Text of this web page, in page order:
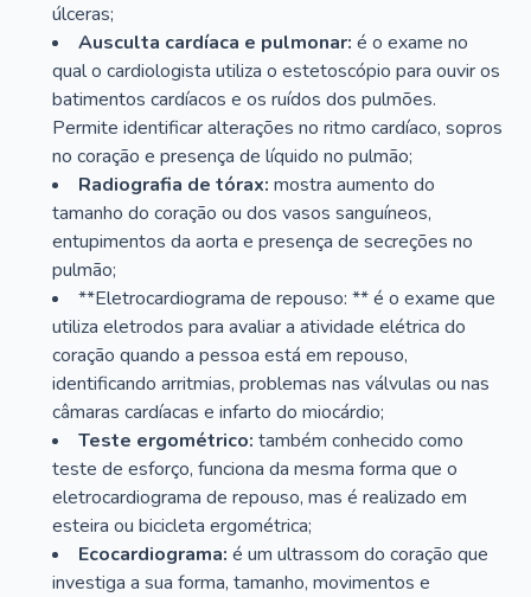
úlceras;
Ausculta cardíaca e pulmonar: é o exame no
qual o cardiologista utiliza o estetoscópio para ouvir os
batimentos cardíacos e os ruídos dos pulmões.
Permite identificar alterações no ritmo cardíaco, sopros
no coração e presença de líquido no pulmão;
Radiografia de tórax: mostra aumento do
tamanho do coração ou dos vasos sanguíneos,
entupimentos da aorta e presença de secreções no
pulmão;
**Eletrocardiograma de repouso: ** é o exame que
utiliza eletrodos para avaliar a atividade elétrica do
coração quando a pessoa está em repouso,
identificando arritmias, problemas nas válvulas ou nas
câmaras cardíacas e infarto do miocárdio;
Teste ergométrico: também conhecido como
teste de esforço, funciona da mesma forma que o
eletrocardiograma de repouso, mas é realizado em
esteira ou bicicleta ergométrica;
Ecocardiograma: é um ultrassom do coração que
investiga a sua forma, tamanho, movimentos e